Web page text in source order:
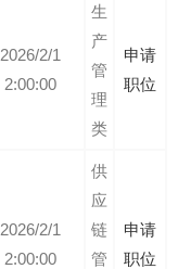
2026/2/1
2:00:00
生
产
管
理
类
申请
职位
2026/2/1
2:00:00
供
应
链
管
申请
职位